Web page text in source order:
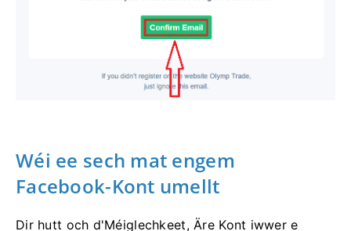
Wéi ee sech mat engem
Facebook-Kont umellt
Dir hutt och d'Méiglechkeet, Äre Kont iwwer e